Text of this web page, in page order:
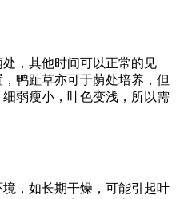
，其他时间可以正常的见
鸭趾草亦可于荫处培养，但
弱瘦小，叶色变浅，所以需
，如长期干燥，可能引起叶